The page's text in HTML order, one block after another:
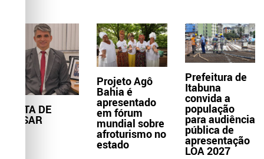
NOTA DE
PESAR
Projeto Agô
Bahia é
apresentado
em fórum
mundial sobre
afroturismo no
estado
Prefeitura de
Itabuna
convida a
população
para audiência
pública de
apresentação
LOA 2027